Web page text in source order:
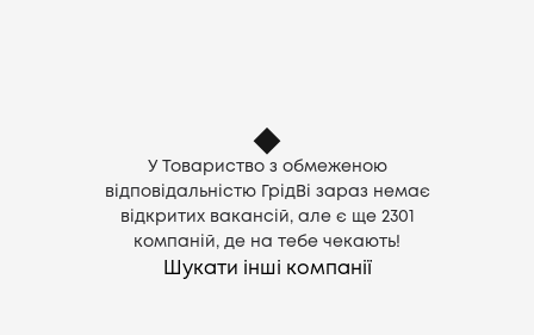
У Товариство з обмеженою
відповідальністю ГрідВі зараз немає
відкритих вакансій, але є ще 2301
компаній, де на тебе чекають!
Шукати інші компанії